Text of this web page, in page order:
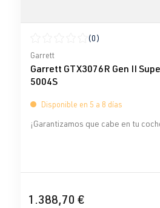
Calificación promedio de 0 de 5
(0)
Garrett
Garrett GTX3076R Gen II
5004S
Disponible en 5 a 8 días
¡Garantizamos que cabe en tu
1.388,70 €